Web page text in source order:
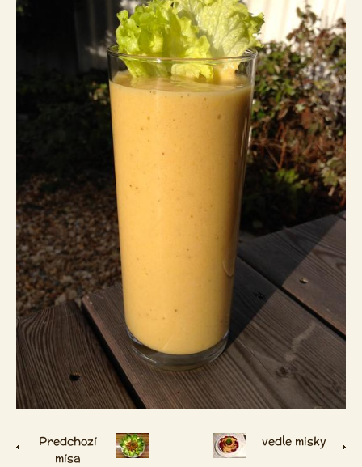
Predchozí
mísa
vedle misky